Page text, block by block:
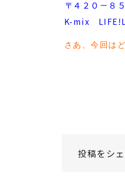
〒４２０－８
K-mix
さあ、今回は
投稿をシ